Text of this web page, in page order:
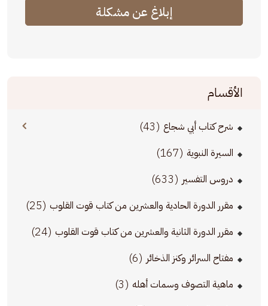
إبلاغ عن مشكلة
الأقسام
شرح كتاب أبي شجاع (43)
السيرة النبوية (167)
دروس التفسير (633)
مقرر الدورة الحادية والعشرين من كتاب قوت القلوب (25)
مقرر الدورة الثانية والعشرين من كتاب قوت القلوب (24)
مفتاح السرائر وكنز الذخائر (6)
ماهية التصوف وسمات أهله (3)